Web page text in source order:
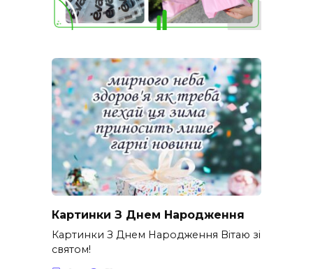
Картинки З Днем Народження
Картинки З Днем Народження Вітаю зі
святом!